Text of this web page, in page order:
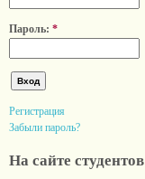
Пароль: *
Регистрация
Забыли пароль?
На сайте студентов